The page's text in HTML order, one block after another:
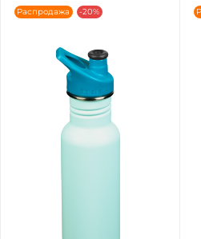
Распродажа -20%